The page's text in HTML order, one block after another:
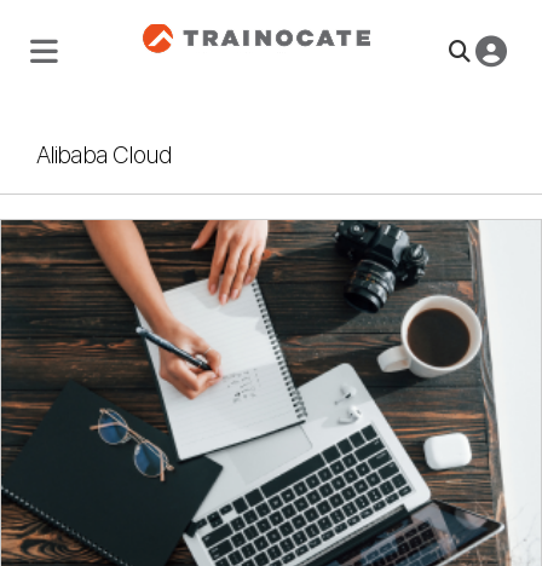
Alibaba Cloud